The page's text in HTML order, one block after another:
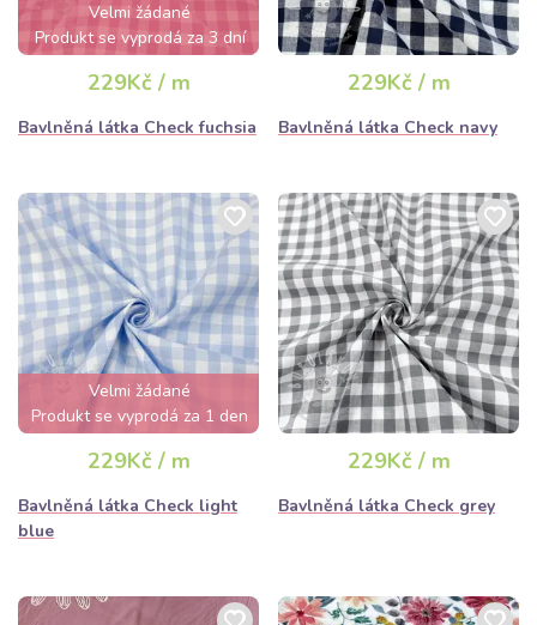
Velmi žádané
Produkt se vyprodá za 3 dní
229Kč / m
Bavlněná látka Check fuchsia
229Kč / m
Bavlněná látka Check navy
Velmi žádané
Produkt se vyprodá za 1 den
229Kč / m
Bavlněná látka Check light
blue
229Kč / m
Bavlněná látka Check grey